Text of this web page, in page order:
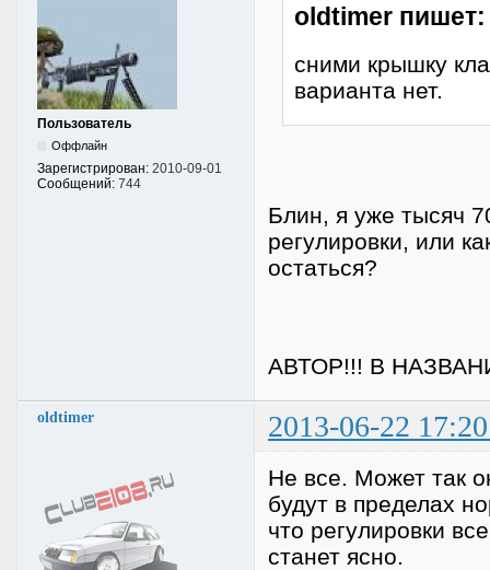
Пользователь
Оффлайн
Зарегистрирован: 2010-09-01
Сообщений: 744
oldtimer пишет:
сними крышку
варианта нет.
Блин, я уже тысяч
регулировки, или
остаться?
АВТОР!!! В
oldtimer 2013-06-22
Не все. Может так
будут в пределах
что регулировки
станет ясно.